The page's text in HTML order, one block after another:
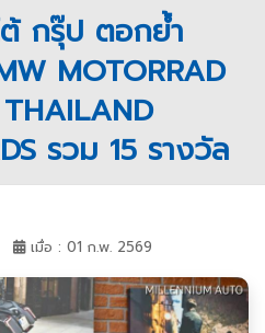
กรุ๊ป ตอกย้ำ
MOTORRAD
รวม 15 รางวัล
เมื่อ : 01 ก.พ. 2569